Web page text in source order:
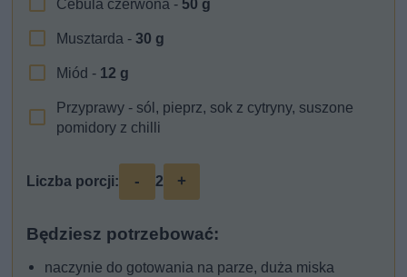
Cebula czerwona - 50 g
Musztarda -30 g
Miód - 12 g
Przyprawy - sól, pieprz, sok z cytryny, suszone
pomidory z chilli
Liczba porcji: - 2 +
Będziesz potrzebować:
naczynie do gotowania na parze, duża miska